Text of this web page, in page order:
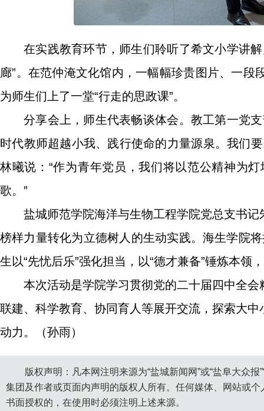
在实践教育环节，师生们聆听了希文小学讲
廊”。在范仲淹文化馆内，一幅幅珍贵图片、一
为师生们上了一堂“行走的思政课”。
分享会上，师生代表畅谈体会。教工第一党
时代教师超越小我、践行使命的力量源泉。我们
林曦说：“作为青年党员，我们将以范公精神为
歌。”
盐城师范学院海洋与生物工程学院党总支书
榜样力量转化为立德树人的生动实践。海生学院
生以“先忧后乐”强化担当，以“德才兼备”锤炼本领
本次活动是学院学习贯彻党的二十届四中全
联建、科学教育、协同育人等展开交流，探索大
动力。（孙雨）
版权声明：凡本网注明来源为“盐城新闻网”或“盐阜大众
集团及作者或页面内声明的版权人所有。任何媒体、网站或
书面授权的，在使用时必须注明上述来源。